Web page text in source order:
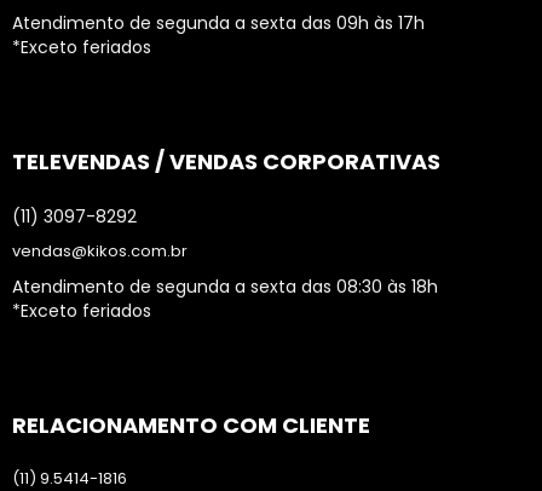
Atendimento de segunda a sexta das 09h às 17h
*Exceto feriados
TELEVENDAS / VENDAS CORPORATIVAS
(11) 3097-8292
vendas@kikos.com.br
Atendimento de segunda a sexta das 08:30 às 18h
*Exceto feriados
RELACIONAMENTO COM CLIENTE
(11) 9.5414-1816